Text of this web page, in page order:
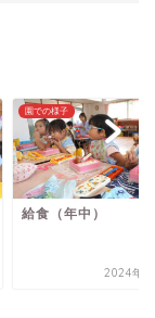
園での様子
給食（年中）
2024年7